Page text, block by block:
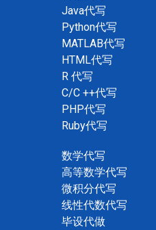
Java代写
Python代写
MATLAB代写
HTML代写
R 代写
C/C ++代写
PHP代写
Ruby代写
数学代写
高等数学代写
微积分代写
线性代数代写
毕设代做